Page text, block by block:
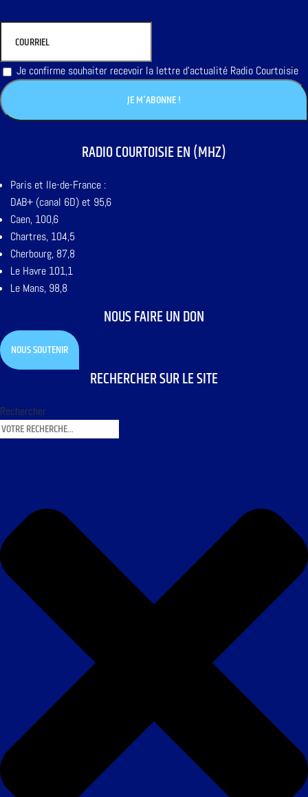
Je confirme souhaiter recevoir la lettre d'actualité Radio Courtoisie
RADIO COURTOISIE EN (MHZ)
Paris et Ile-de-France :
DAB+ (canal 6D) et 95,6
Caen, 100,6
Chartres, 104,5
Cherbourg, 87,8
Le Havre 101,1
Le Mans, 98,8
NOUS FAIRE UN DON
NOUS SOUTENIR
RECHERCHER SUR LE SITE
Rechercher